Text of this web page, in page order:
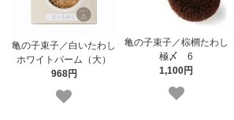
亀の子束子／白いたわし
ホワイトパーム（大）
968円
亀の子束子／棕櫚たわし
極〆 6
1,100円